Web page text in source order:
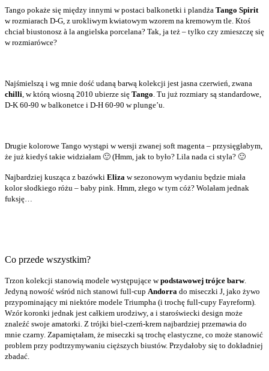
Tango pokaże się między innymi w postaci balkonetki i plandża Tango Spirit
w rozmiarach D-G, z urokliwym kwiatowym wzorem na kremowym tle. Ktoś
chciał biustonosz à la angielska porcelana? Tak, ja też – tylko czy zmieszczę się
w rozmiarówce?
Najśmielszą i wg mnie dość udaną barwą kolekcji jest jasna czerwień, zwana
chilli , w którą wiosną 2010 ubierze się Tango . Tu już rozmiary są standardowe,
D-K 60-90 w balkonetce i D-H 60-90 w plunge’u.
Drugie kolorowe Tango wystąpi w wersji zwanej soft magenta – przysięgłabym,
że już kiedyś takie widziałam 🙂 (Hmm, jak to było? Lila nada ci styla? 🙂
Najbardziej kusząca z bazówki Eliza w sezonowym wydaniu będzie miała
kolor słodkiego różu – baby pink. Hmm, złego w tym cóż? Wolałam jednak
fuksję…
Co przede wszystkim?
Trzon kolekcji stanowią modele występujące wpodstawowej trójce barw.
Jedyną nowość wśród nich stanowi full-cup Andorra do miseczki J, jako żywo
przypominający mi niektóre modele Triumpha (i trochę full-cupy Fayreform).
Wzór koronki jednak jest całkiem urodziwy, a i staroświecki design może
znaleźć swoje amatorki. Z trójki biel-czerń-krem najbardziej przemawia do
mnie czarny. Zapamiętałam, że miseczki są trochę elastyczne, co może stanowić
problem przy podtrzymywaniu cięższych biustów. Przydałoby się to dokładniej
zbadać.